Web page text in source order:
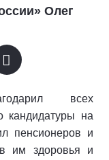
Олег
всех
кандидатуры на
пенсионеров и
им здоровья и